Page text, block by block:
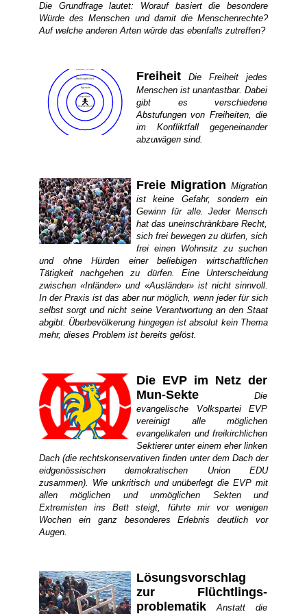
Die Grundfrage lautet: Worauf basiert die besondere
Würde des Menschen und damit die Menschenrechte?
Auf welche anderen Arten würde das ebenfalls zutreffen?
Freiheit
Die Freiheit jedes
Menschen ist unantastbar. Dabei
gibt es verschiedene
Abstufungen von Freiheiten, die
im Konfliktfall gegeneinander
abzuwägen sind.
Freie Migration Migration
ist keine Gefahr, sondern ein
Gewinn für alle. Jeder Mensch
hat das uneinschränkbare Recht,
sich frei bewegen zu dürfen, sich
frei einen Wohnsitz zu suchen
und ohne Hürden einer beliebigen wirtschaftlichen
Tätigkeit nachgehen zu dürfen. Eine Unterscheidung
zwischen «Inländer» und «Ausländer» ist nicht sinnvoll.
In der Praxis ist das aber nur möglich, wenn jeder für sich
selbst sorgt und nicht seine Verantwortung an den Staat
abgibt. Überbevölkerung hingegen ist absolut kein Thema
mehr, dieses Problem ist bereits gelöst.
Die EVP im Netz der
Mun-Sekte
Die
evangelische Volkspartei EVP
vereinigt alle möglichen
evangelikalen und freikirchlichen
Sektierer unter einem eher linken
Dach (die rechtskonservativen finden unter dem Dach der
eidgenössischen demokratischen Union EDU
zusammen). Wie unkritisch und unüberlegt die EVP mit
allen möglichen und unmöglichen Sekten und
Extremisten ins Bett steigt, führte mir vor wenigen
Wochen ein ganz besonderes Erlebnis deutlich vor
Augen.
Lösungs­vorschlag
zur Flüchtlings­
problematik
Anstatt die